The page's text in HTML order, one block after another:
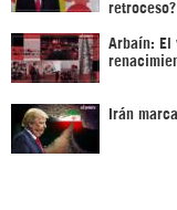
retroceso?
Arbaín: El
Irán